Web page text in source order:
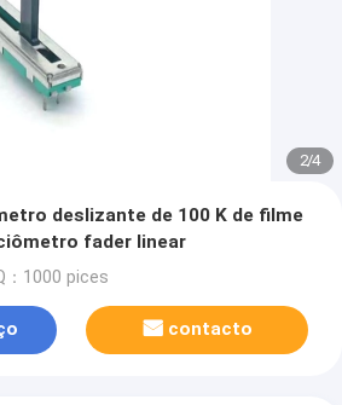
2/4
deslizante de 100 K de filme
fader linear
：1000 pices
contacto